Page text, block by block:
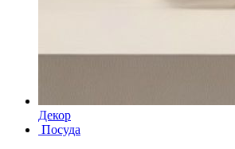
Декор
Посуда